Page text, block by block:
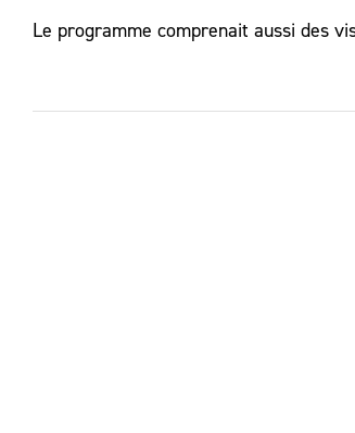
Le programme comprenait aussi des